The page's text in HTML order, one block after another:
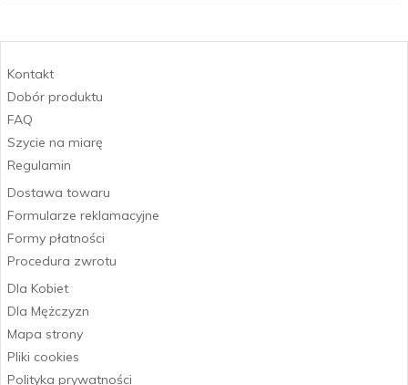
Kontakt
Dobór produktu
FAQ
Szycie na miarę
Regulamin
Dostawa towaru
Formularze reklamacyjne
Formy płatności
Procedura zwrotu
Dla Kobiet
Dla Mężczyzn
Mapa strony
Pliki cookies
Polityka prywatności